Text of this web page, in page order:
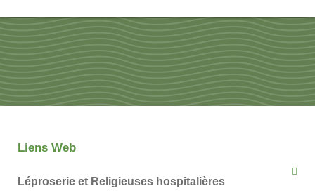
Liens Web
Léproserie et Religieuses hospitalières